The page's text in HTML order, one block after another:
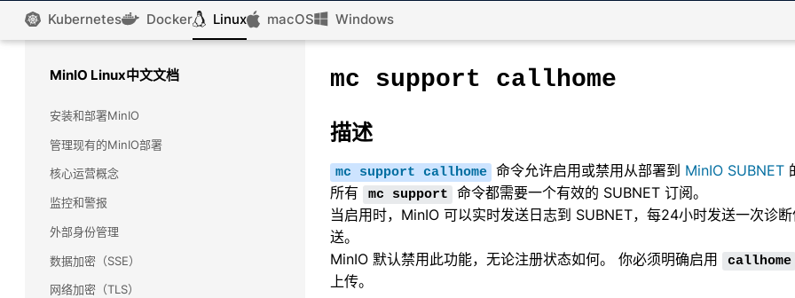
亚马逊云 Elastic Kubernetes 服务的 MinIO
可扩展性
亚马逊云 S3 兼容性
浏览我们广泛的集成产品组合
了解如何将 SQL Server 2022 与 MinIO 配对，以
了解 Commvault 和 MinIO 如何合作，为任务关键
型备份和恢复工作负载提供大规模性能。
使用雪花数据云查询和分析驻留在 MinIO 上的多个
数据源，包括流数据。无需移动数据，只需使用
SnowSQL 进行查询即可。
Kubernetes Docker Linux macOS Windows
MinIO Linux中文文档
安装和部署MinIO
管理现有的MinIO部署
核心运营概念
监控和警报
外部身份管理
数据加密（SSE）
网络加密（TLS）
mc support callhome
描述
mc support callhome 命令允许启用或禁用从部署到 MinIO SUBNET
所有
mc support
命令都需要一个有效的 SUBNET 订阅。
当启用时，MinIO 可以实时发送日志到 SUBNET，每24小时发送一次诊
送。
MinIO 默认禁用此功能，无论注册状态如何。 你必须明确启用
callhome
上传。